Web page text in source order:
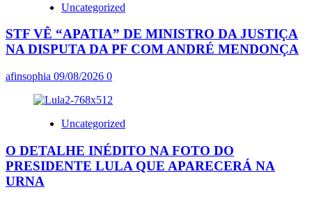
Uncategorized
STF VÊ “APATIA” DE MINISTRO DA JUSTIÇA
NA DISPUTA DA PF COM ANDRÉ MENDONÇA
afinsophia 09/08/2026 0
Uncategorized
O DETALHE INÉDITO NA FOTO DO
PRESIDENTE LULA QUE APARECERÁ NA
URNA